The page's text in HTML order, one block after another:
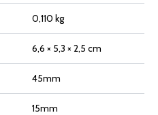
0,110 kg
6,6 × 5,3 × 2,5 cm
45mm
15mm